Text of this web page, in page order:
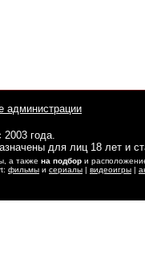
администрации
2003 года.
для лиц 18 лет и
а также на подбор и
фильмы и сериалы | видеоигры |